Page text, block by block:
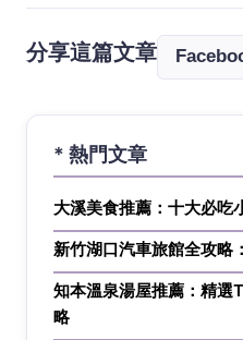
分享這篇文章
* 熱門文章
大溪美食推薦：十大必吃
新竹湖口汽車旅館全攻略
知本溫泉湯屋推薦：精選
略